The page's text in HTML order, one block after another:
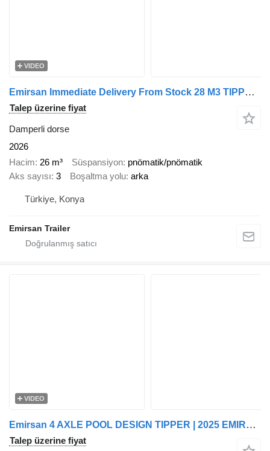
VIDEO
Emirsan Immediate Delivery From Stock 28 M3 TIPPER - HARDOX BODY !
Talep üzerine fiyat
Damperli dorse
2026
Hacim 26 m³ Süspansiyon pnömatik/pnömatik
Aks sayısı 3 Boşaltma yolu arka
Türkiye, Konya
Emirsan Trailer
VIDEO
Emirsan 4 AXLE POOL DESIGN TIPPER | 2025 EMIRSAN
Talep üzerine fiyat